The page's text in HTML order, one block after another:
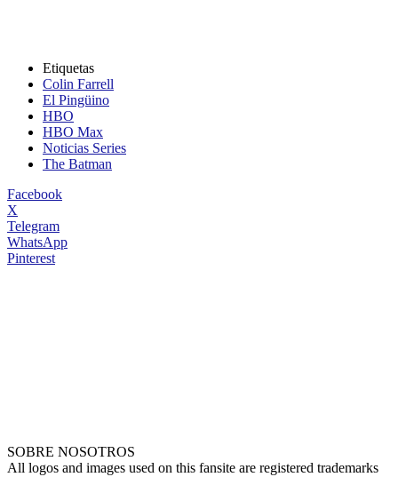
Etiquetas
Colin Farrell
El Pingüino
HBO
HBO Max
Noticias Series
The Batman
Facebook
X
Telegram
WhatsApp
Pinterest
SOBRE NOSOTROS
All logos and images used on this fansite are registered trademarks